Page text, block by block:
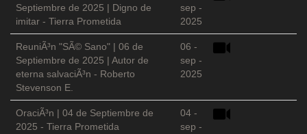
Septiembre de 2025 | Digno de
imitar - Tierra Prometida
sep -
2025
ReuniÃ³n "SÃ© Sano" | 06 de
Septiembre de 2025 | Autor de
eterna salvaciÃ³n - Roberto
Stevenson E.
06 -
sep -
2025
OraciÃ³n | 04 de Septiembre de
2025 - Tierra Prometida
04 -
sep -